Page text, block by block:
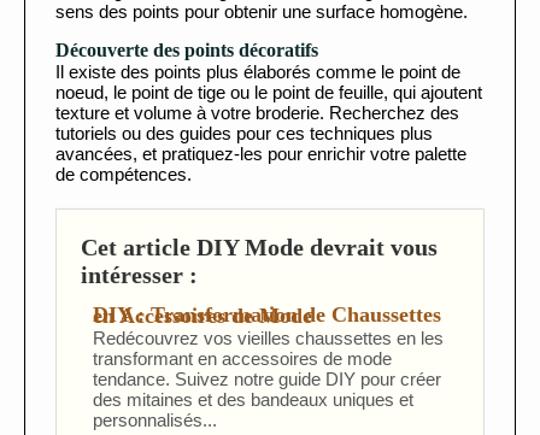
sens des points pour obtenir une surface homogène.
Découverte des points décoratifs
Il existe des points plus élaborés comme le point de
noeud, le point de tige ou le point de feuille, qui ajoutent
texture et volume à votre broderie. Recherchez des
tutoriels ou des guides pour ces techniques plus
avancées, et pratiquez-les pour enrichir votre palette
de compétences.
Cet article DIY Mode devrait vous
intéresser :
DIY : Transformation de Chaussettes en Accessoires de Mode
Redécouvrez vos vieilles chaussettes en les
transformant en accessoires de mode
tendance. Suivez notre guide DIY pour créer
des mitaines et des bandeaux uniques et
personnalisés...